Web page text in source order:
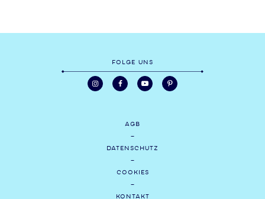
FOLGE UNS
AGB
DATENSCHUTZ
COOKIES
KONTAKT